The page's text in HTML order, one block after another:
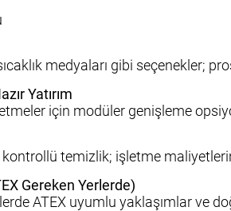
medyaları gibi seçenekler;
Yatırım
için modüler genişleme
temizlik; işletme
Gereken Yerlerde)
ATEX uyumlu yaklaşımlar ve